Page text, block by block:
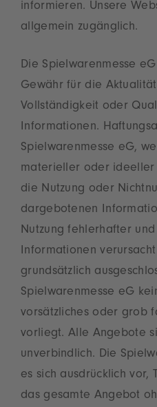
informieren. Unsere
allgemein zugänglich.
Die Spielwarenmesse
Gewähr für die
Vollständigkeit oder
Informationen.
Spielwarenmesse eG,
materieller oder ideeller
die Nutzung oder
dargebotenen
Nutzung fehlerhafter
Informationen
grundsätzlich
Spielwarenmesse eG
vorsätzliches oder grob
vorliegt. Alle Angebote
unverbindlich. Die
es sich ausdrücklich vor,
das gesamte Angebot